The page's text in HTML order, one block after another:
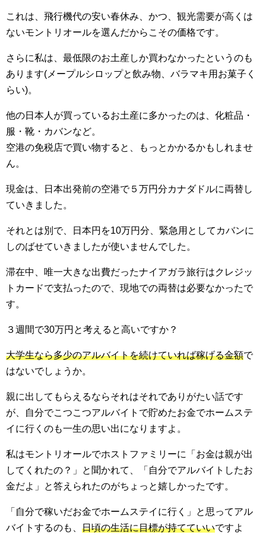
これは、飛行機代の安い春休み、かつ、観光需要が高くは
ないモントリオールを選んだからこその価格です。
さらに私は、最低限のお土産しか買わなかったというのも
あります(メープルシロップと飲み物、バラマキ用お菓子く
らい)。
他の日本人が買っているお土産に多かったのは、化粧品・
服・靴・カバンなど。
空港の免税店で買い物すると、もっとかかるかもしれませ
ん。
現金は、日本出発前の空港で５万円分カナダドルに両替し
ていきました。
それとは別で、日本円を10万円分、緊急用としてカバンに
しのばせていきましたが使いませんでした。
滞在中、唯一大きな出費だったナイアガラ旅行はクレジッ
トカードで支払ったので、現地での両替は必要なかったで
す。
３週間で30万円と考えると高いですか？
大学生なら多少のアルバイトを続けていれば稼げる金額で
はないでしょうか。
親に出してもらえるならそれはそれでありがたい話です
が、自分でこつこつアルバイトで貯めたお金でホームステ
イに行くのも一生の思い出になりますよ。
私はモントリオールでホストファミリーに「お金は親が出
してくれたの？」と聞かれて、「自分でアルバイトしたお
金だよ」と答えられたのがちょっと嬉しかったです。
「自分で稼いだお金でホームステイに行く」と思ってアル
バイトするのも、 日頃の生活に目標が持てていいですよ